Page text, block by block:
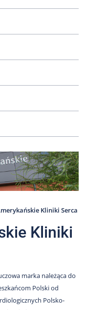
Kliniki Serca
Kliniki
marka należąca do
Polski od
Polsko-